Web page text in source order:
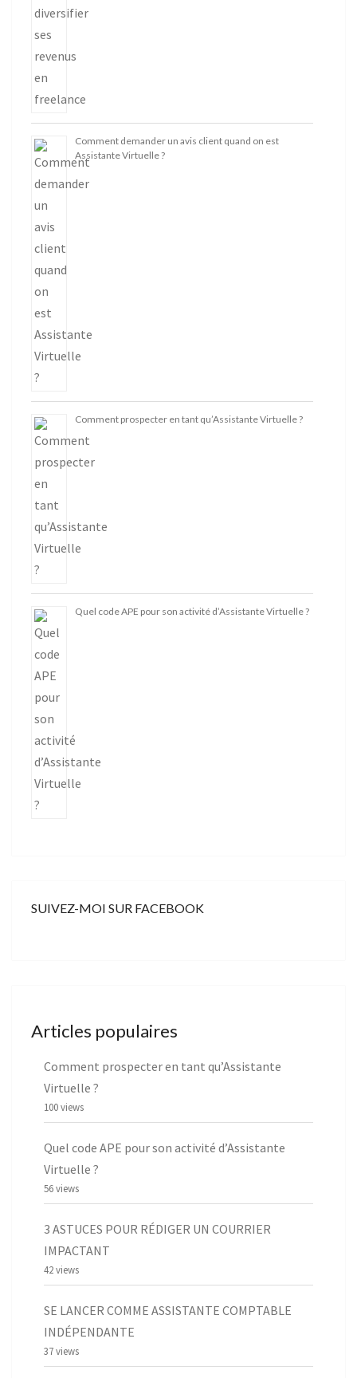
Comment demander un avis client quand on est
Assistante Virtuelle ?
Comment prospecter en tant qu’Assistante Virtuelle ?
Quel code APE pour son activité d’Assistante Virtuelle ?
SUIVEZ-MOI SUR FACEBOOK
Articles populaires
Comment prospecter en tant qu’Assistante
Virtuelle ?
100 views
Quel code APE pour son activité d’Assistante
Virtuelle ?
56 views
3 ASTUCES POUR RÉDIGER UN COURRIER
IMPACTANT
42 views
SE LANCER COMME ASSISTANTE COMPTABLE
INDÉPENDANTE
37 views